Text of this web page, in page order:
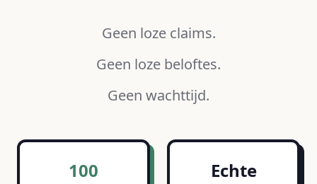
Geen loze claims.
Geen loze beloftes.
Geen wachttijd.
100 Echte